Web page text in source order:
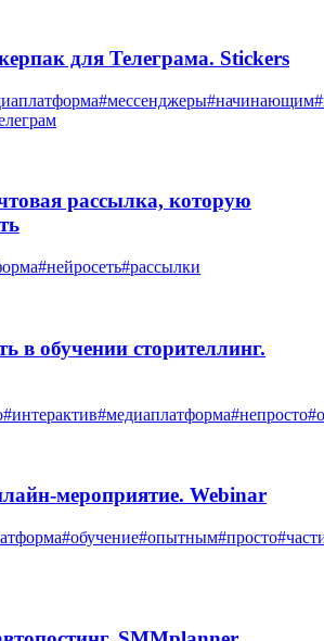
для Телеграма. Stickers
#мессенджеры#начинающим
рассылка, которую
#нейросеть#рассылки
в обучении сторителлинг.
#интерактив#медиаплатформа#непросто
мероприятие. Webinar
#обучение#опытным#просто